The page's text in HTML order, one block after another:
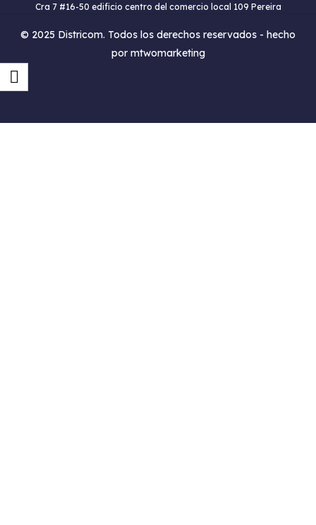
Cra 7 #16-50 edificio centro del comercio local 109 Pereira
© 2025 Districom. Todos los derechos reservados - hecho
por mtwomarketing